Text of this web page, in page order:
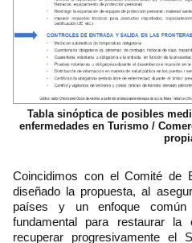
Tabla sinóptica de posibles
enfermedades en Turismo /
Coincidimos con el Comité de
diseñado la propuesta, al
países y un enfoque
fundamental para restaurar
recuperar progresivamente el